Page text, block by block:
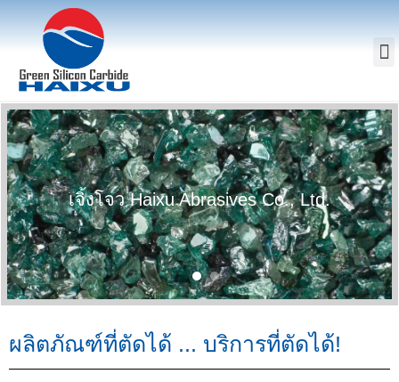
เจิ้งโจว Haixu Abrasives Co., Ltd.
ผลิตภัณฑ์ที่ตัดได้ ... บริการที่ตัดได้!